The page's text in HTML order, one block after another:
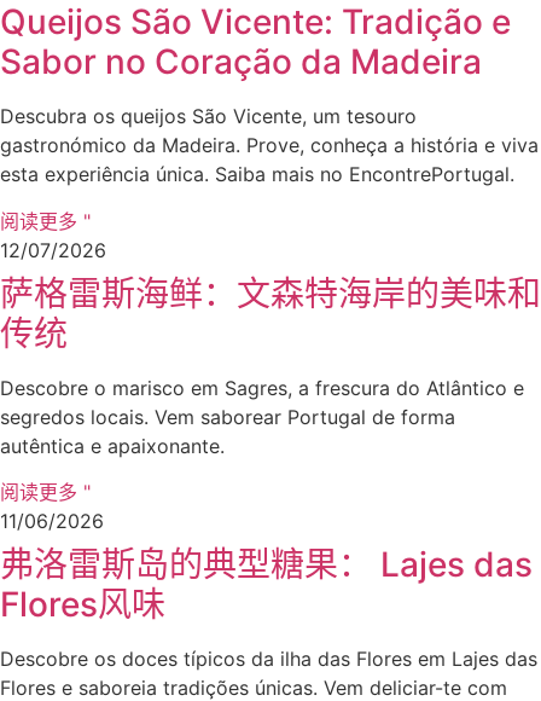
Queijos São Vicente: Tradição e
Sabor no Coração da Madeira
Descubra os queijos São Vicente, um tesouro
gastronómico da Madeira. Prove, conheça a história e viva
esta experiência única. Saiba mais no EncontrePortugal.
阅读更多 "
12/07/2026
萨格雷斯海鲜：文森特海岸的美味和
传统
Descobre o marisco em Sagres, a frescura do Atlântico e
segredos locais. Vem saborear Portugal de forma
autêntica e apaixonante.
阅读更多 "
11/06/2026
弗洛雷斯岛的典型糖果： Lajes das
Flores风味
Descobre os doces típicos da ilha das Flores em Lajes das
Flores e saboreia tradições únicas. Vem deliciar-te com